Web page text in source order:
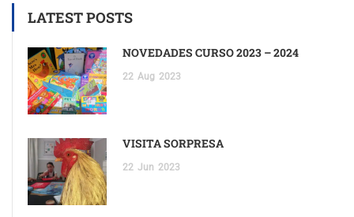
LATEST POSTS
NOVEDADES CURSO 2023 – 2024
22 Aug 2023
VISITA SORPRESA
22 Jun 2023